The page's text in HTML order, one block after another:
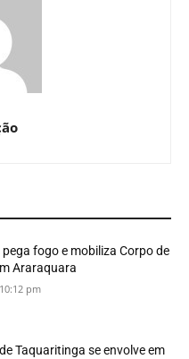
fogo e mobiliza Corpo de
Araraquara
pm
Taquaritinga se envolve em